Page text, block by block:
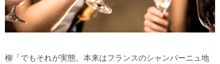
柳「でもそれが実態。本来はフランスのシャンパーニュ地